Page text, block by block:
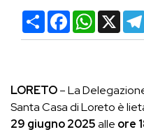
CondividiFacebookX
LORETO– La
Santa Casa di Loreto è
29 giugno 2025alle ore